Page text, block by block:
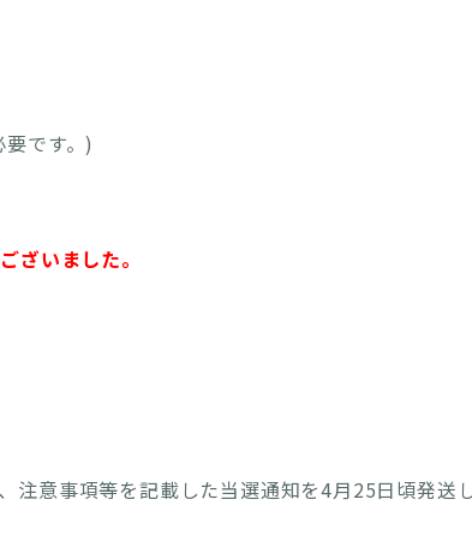
です。)
ざいました。
注意事項等を記載した当選通知を4月25日頃発送